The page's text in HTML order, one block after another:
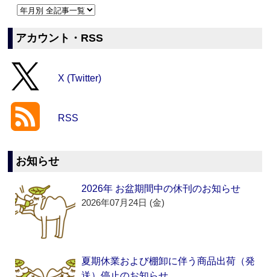
アカウント・RSS
X (Twitter)
RSS
お知らせ
2026年 お盆期間中の休刊のお知らせ
2026年07月24日 (金)
夏期休業および棚卸に伴う商品出荷（発